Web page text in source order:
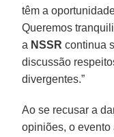
têm a
Queremos
a NSSR continua
discussão
divergentes.”
Ao se recusar a
opiniões, o